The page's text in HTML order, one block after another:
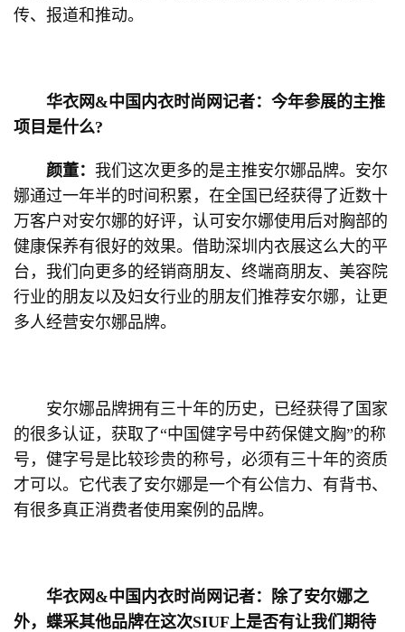
传、报道和推动。
华衣网&中国内衣时尚网记者：今年参展的主推
项目是什么?
颜董： 我们这次更多的是主推安尔娜品牌。安尔
娜通过一年半的时间积累，在全国已经获得了近数十
万客户对安尔娜的好评，认可安尔娜使用后对胸部的
健康保养有很好的效果。借助深圳内衣展这么大的平
台，我们向更多的经销商朋友、终端商朋友、美容院
行业的朋友以及妇女行业的朋友们推荐安尔娜，让更
多人经营安尔娜品牌。
安尔娜品牌拥有三十年的历史，已经获得了国家
的很多认证，获取了“中国健字号中药保健文胸”的称
号，健字号是比较珍贵的称号，必须有三十年的资质
才可以。它代表了安尔娜是一个有公信力、有背书、
有很多真正消费者使用案例的品牌。
华衣网&中国内衣时尚网记者：除了安尔娜之
外，蝶采其他品牌在这次SIUF上是否有让我们期待